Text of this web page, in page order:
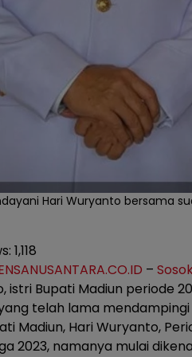
Hari Wuryanto bersama
1,118
– Sosok
istri Bupati Madiun periode
telah lama
Madiun, Hari Wuryanto,
2023, namanya mulai